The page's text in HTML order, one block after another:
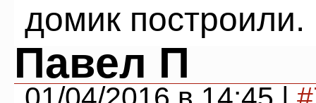
домик построили.
Павел П